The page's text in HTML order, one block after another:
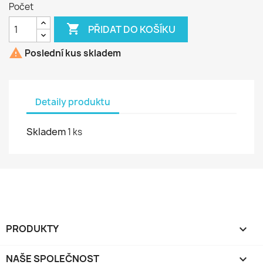
Počet
 PŘIDAT DO KOŠÍKU
 Poslední kus skladem
Detaily produktu
Skladem1 ks
PRODUKTY 
NAŠE SPOLEČNOST 